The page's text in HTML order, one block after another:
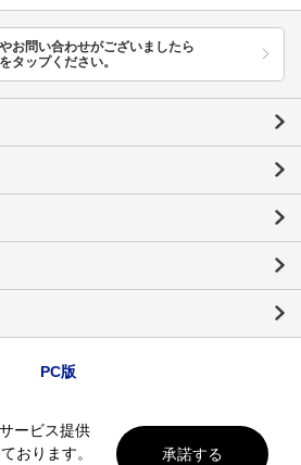
お問い合わせがございましたら
タップください。
PC版
ービス提供
おります。
承諾する